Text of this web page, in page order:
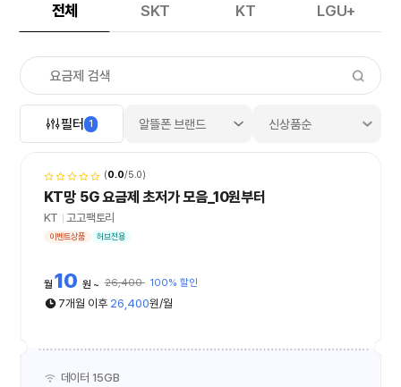
전체 SKT KT LGU+
필터 1 알뜰폰 브랜드 신상품순
(0.0/5.0)
KT망 5G 요금제 초저가 모음_10원부터
KT 고고팩토리
이벤트상품 허브전용
월 10 원 26,400 100% 할인
7개월 이후 26,400원/월
데이터 15GB